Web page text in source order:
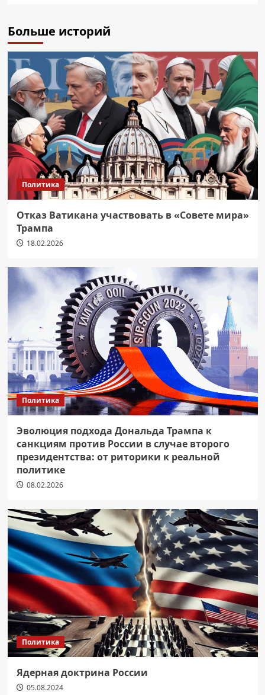
Больше историй
Политика
Отказ Ватикана участвовать в «Совете мира»
Трампа
18.02.2026
Политика
Эволюция подхода Дональда Трампа к
санкциям против России в случае второго
президентства: от риторики к реальной
политике
08.02.2026
Политика
Ядерная доктрина России
05.08.2024